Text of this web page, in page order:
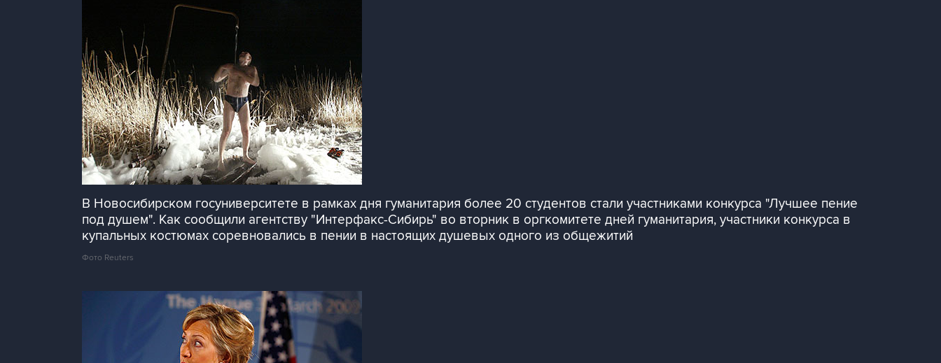
В Новосибирском госуниверситете в рамках дня гуманитария более 20 студентов стали участниками конкурса "Лучшее пение
под душем". Как сообщили агентству "Интерфакс-Сибирь" во вторник в оргкомитете дней гуманитария, участники конкурса в
купальных костюмах соревновались в пении в настоящих душевых одного из общежитий
Фото Reuters